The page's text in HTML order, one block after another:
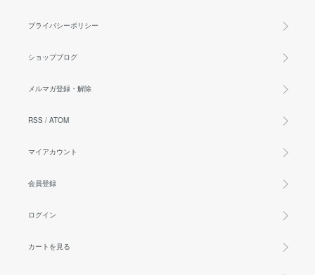
プライバシーポリシー
ショップブログ
メルマガ登録・解除
RSS / ATOM
マイアカウント
会員登録
ログイン
カートを見る